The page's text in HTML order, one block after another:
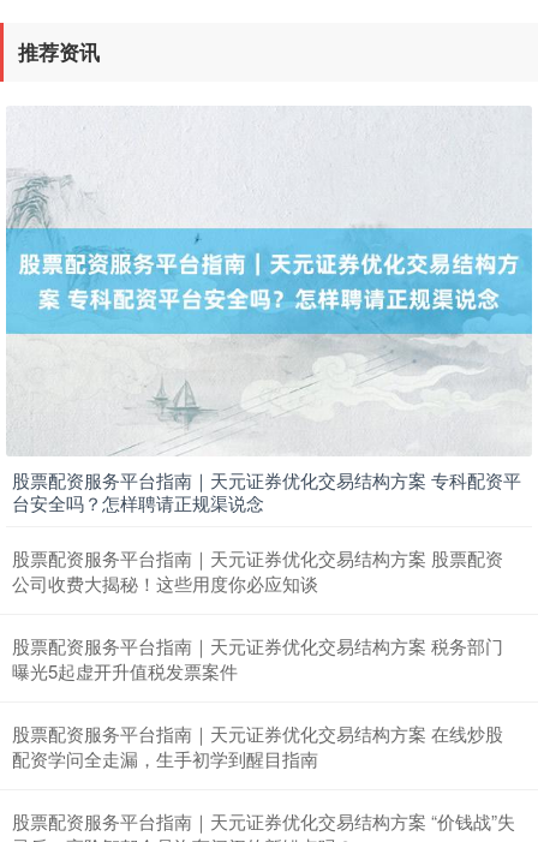
期指IC0
上证综指 3900.35 +21.92 +0.57%
深证成指 14110.12 -34.08
推荐资讯
股票配资服务平台指南｜天元证券优化交易结构方案 专科配资平
台安全吗？怎样聘请正规渠说念
股票配资服务平台指南｜天元证券优化交易结构方案 股票配资
公司收费大揭秘！这些用度你必应知谈
股票配资服务平台指南｜天元证券优化交易结构方案 税务部门
曝光5起虚开升值税发票案件
股票配资服务平台指南｜天元证券优化交易结构方案 在线炒股
配资学问全走漏，生手初学到醒目指南
股票配资服务平台指南｜天元证券优化交易结构方案 “价钱战”失